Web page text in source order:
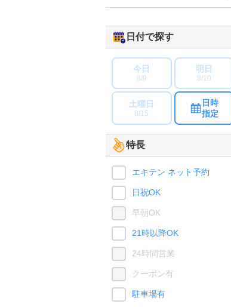
日付で探す
今日
8/9
明日
8/10
土曜日
8/15
日時
指定
特長
エキテン ネット予約
日祝OK
早朝OK
21時以降OK
24時間営業
クーポン有
駐車場有